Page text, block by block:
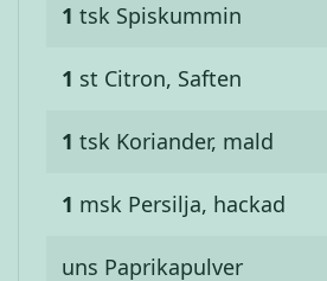
1 tsk Spiskummin
1 st Citron, Saften
1 tsk Koriander, mald
1 msk Persilja, hackad
uns Paprikapulver